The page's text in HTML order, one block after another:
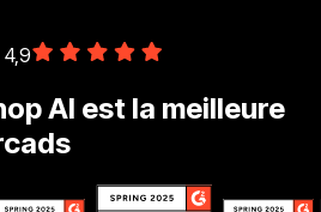
AI est la meilleure